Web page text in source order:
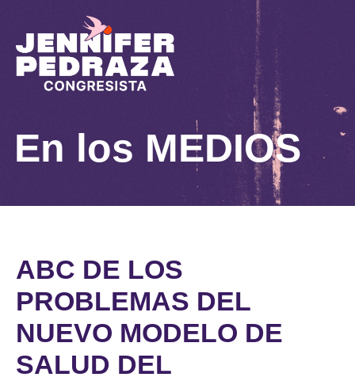
En los MEDIOS
ABC DE LOS
PROBLEMAS DEL
NUEVO MODELO DE
SALUD DEL